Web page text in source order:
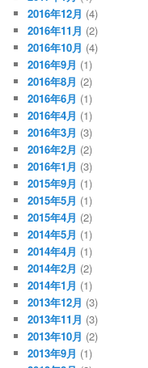
2016年12月 (4)
2016年11月 (2)
2016年10月 (4)
2016年9月 (1)
2016年8月 (2)
2016年6月 (1)
2016年4月 (1)
2016年3月 (3)
2016年2月 (2)
2016年1月 (3)
2015年9月 (1)
2015年5月 (1)
2015年4月 (2)
2014年5月 (1)
2014年4月 (1)
2014年2月 (2)
2014年1月 (1)
2013年12月 (3)
2013年11月 (3)
2013年10月 (2)
2013年9月 (1)